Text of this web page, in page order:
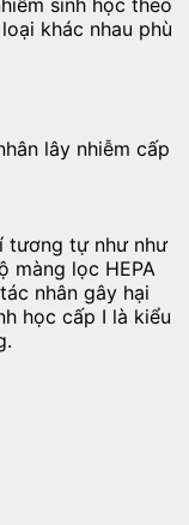
khác nhau phù
lây nhiễm cấp
tương tự như như
màng lọc HEPA
nhân gây hại
học cấp I là kiểu